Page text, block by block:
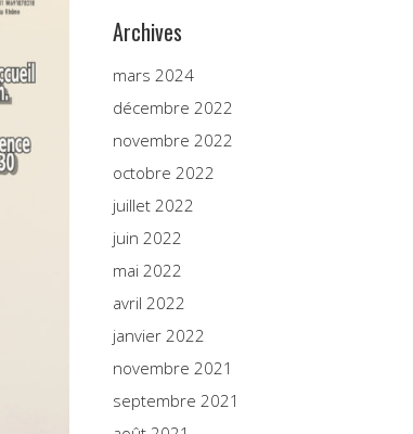
Archives
mars 2024
décembre 2022
novembre 2022
octobre 2022
juillet 2022
juin 2022
mai 2022
avril 2022
janvier 2022
novembre 2021
septembre 2021